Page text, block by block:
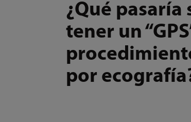
¿Qué pasaría
tener un
por